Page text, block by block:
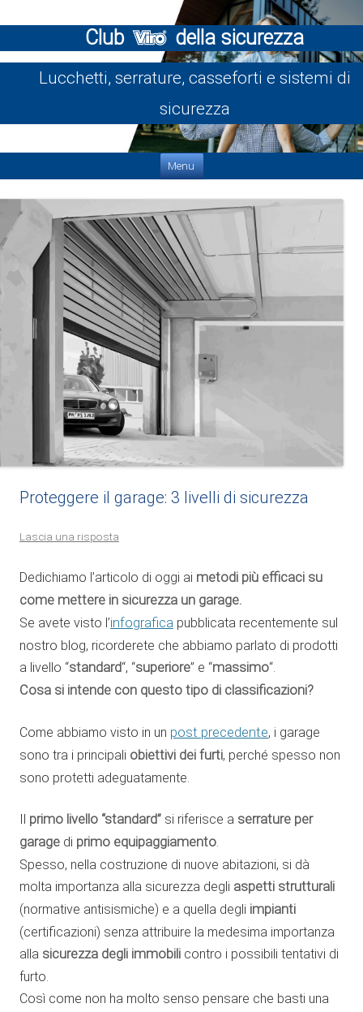
Club della sicurezza
Lucchetti, serrature, casseforti e sistemi di
sicurezza
Menu
Proteggere il garage: 3 livelli di sicurezza
Lascia una risposta
Dedichiamo l’articolo di oggi ai metodi più efficaci su
come mettere in sicurezza un garage.
Se avete visto l’infografica pubblicata recentemente sul
nostro blog, ricorderete che abbiamo parlato di prodotti
a livello “standard“, “superiore” e “massimo“.
Cosa si intende con questo tipo di classificazioni?
Come abbiamo visto in un post precedente, i garage
sono tra i principali obiettivi dei furti, perché spesso non
sono protetti adeguatamente.
primo livello “standard” si riferisce a serrature per
garage di primo equipaggiamento.
Spesso, nella costruzione di nuove abitazioni, si dà
molta importanza alla sicurezza degli aspetti strutturali
(normative antisismiche) e a quella degli impianti
(certificazioni) senza attribuire la medesima importanza
alla sicurezza degli immobili contro i possibili tentativi di
furto.
Così come non ha molto senso pensare che basti una